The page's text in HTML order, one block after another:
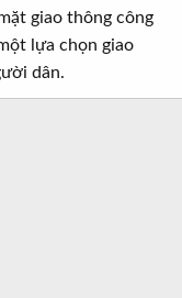
giao thông công
lựa chọn giao
dân.